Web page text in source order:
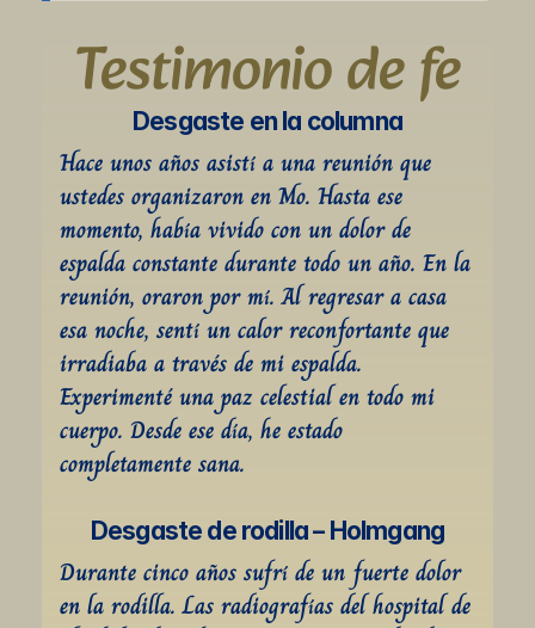
Testimonio de fe
Desgaste en la columna
Hace unos años asistí a una reunión que
ustedes organizaron en Mo. Hasta ese
momento, había vivido con un dolor de
espalda constante durante todo un año. En la
reunión, oraron por mí. Al regresar a casa
esa noche, sentí un calor reconfortante que
irradiaba a través de mi espalda.
Experimenté una paz celestial en todo mi
cuerpo. Desde ese día, he estado
completamente sana.
Desgaste de rodilla – Holmgang
Durante cinco años sufrí de un fuerte dolor
en la rodilla. Las radiografías del hospital de